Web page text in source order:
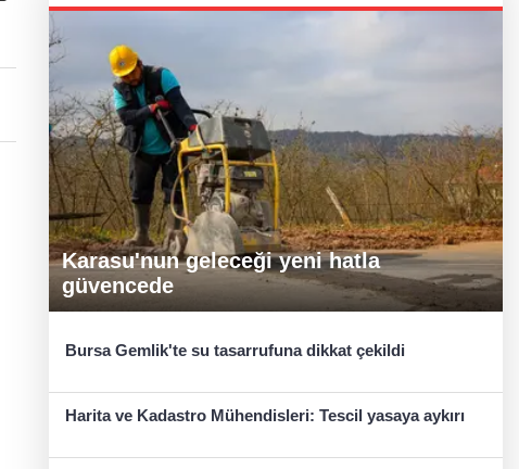
Karasu'nun geleceği yeni hatla
güvencede
Bursa Gemlik'te su tasarrufuna dikkat çekildi
Harita ve Kadastro Mühendisleri: Tescil yasaya aykırı